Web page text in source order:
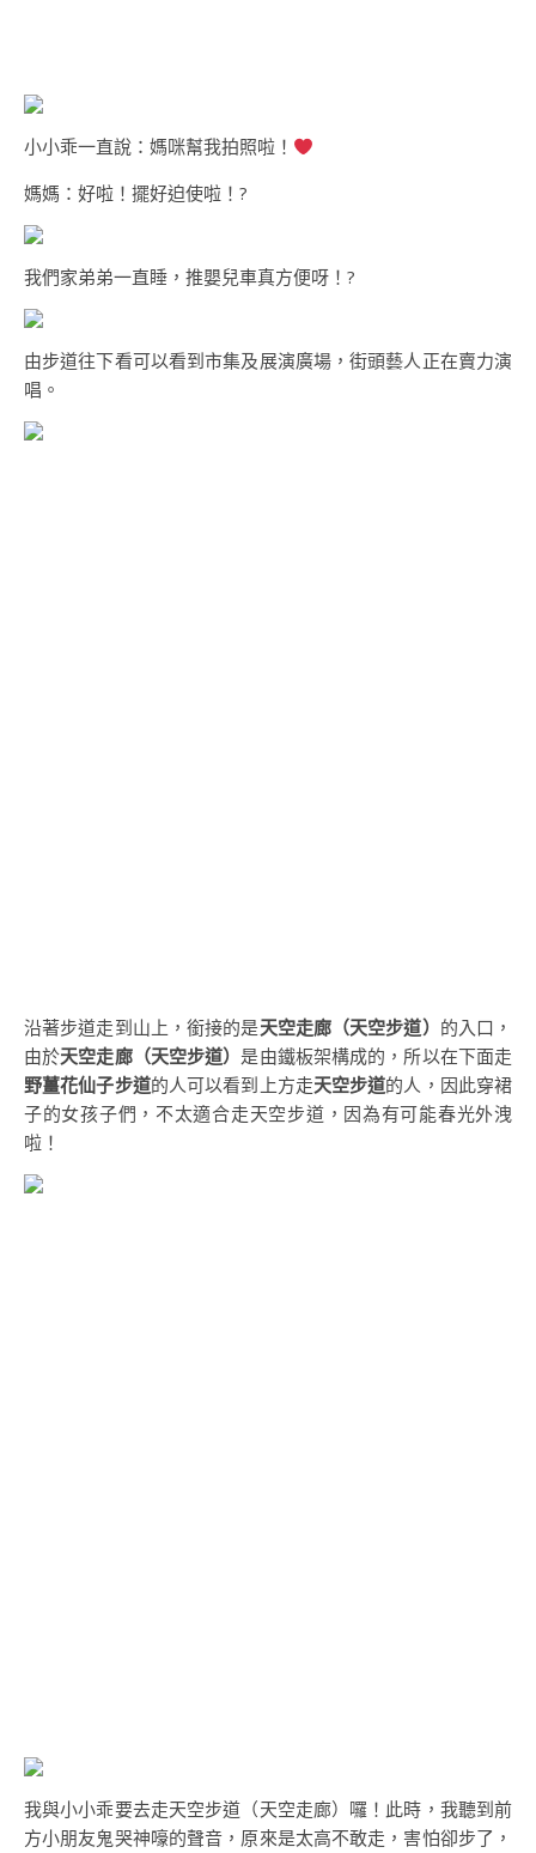
小小乖一直說：媽咪幫我拍照啦！
媽媽：好啦！擺好迫使啦！?
我們家弟弟一直睡，推嬰兒車真方便呀！?
由步道往下看可以看到市集及展演廣場，街頭藝人正在賣力演
唱。
沿著步道走到山上，銜接的是天空走廊（天空步道） 的入口，
由於天空走廊（天空步道） 是由鐵板架構成的，所以在下面走
野薑花仙子步道的人可以看到上方走天空步道的人，因此穿裙
子的女孩子們，不太適合走天空步道，因為有可能春光外洩
啦！
我與小小乖要去走天空步道（天空走廊）囉！此時，我聽到前
方小朋友鬼哭神嚎的聲音，原來是太高不敢走，害怕卻步了，